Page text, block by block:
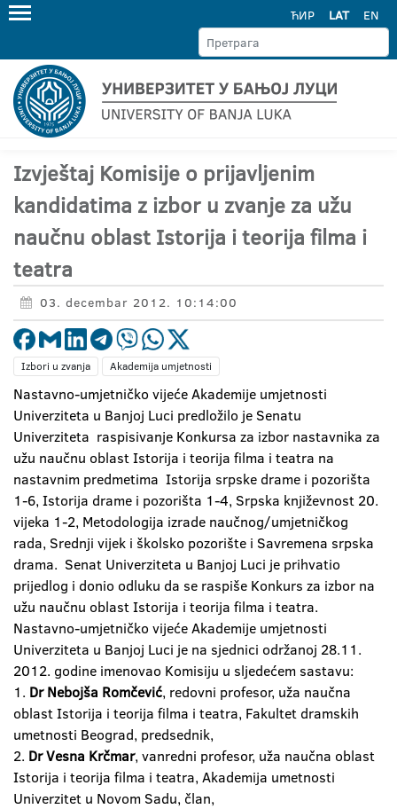
ЋИР LAT EN
Izvještaj Komisije o prijavljenim
kandidatima z izbor u zvanje za užu
naučnu oblast Istorija i teorija filma i
teatra
03. decembar 2012. 10:14:00
Izbori u zvanja Akademija umjetnosti
Nastavno-umjetničko vijeće Akademije umjetnosti
Univerziteta u Banjoj Luci predložilo je Senatu
Univerziteta raspisivanje Konkursa za izbor nastavnika za
užu naučnu oblast Istorija i teorija filma i teatra na
nastavnim predmetima Istorija srpske drame i pozorišta
1-6, Istorija drame i pozorišta 1-4, Srpska književnost 20.
vijeka 1-2, Metodologija izrade naučnog/umjetničkog
rada, Srednji vijek i školsko pozorište i Savremena srpska
drama. Senat Univerziteta u Banjoj Luci je prihvatio
prijedlog i donio odluku da se raspiše Konkurs za izbor na
užu naučnu oblast Istorija i teorija filma i teatra.
Nastavno-umjetničko vijeće Akademije umjetnosti
Univerziteta u Banjoj Luci je na sjednici održanoj 28.11.
2012. godine imenovao Komisiju u sljedećem sastavu:
1. Dr Nebojša Romčević, redovni profesor, uža naučna
oblast Istorija i teorija filma i teatra, Fakultet dramskih
umetnosti Beograd, predsednik,
2. Dr Vesna Krčmar, vanredni profesor, uža naučna oblast
Istorija i teorija filma i teatra, Akademija umetnosti
Univerzitet u Novom Sadu, član,